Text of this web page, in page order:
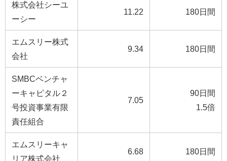
株式会社シーユ
ーシー
11.22 180日間
エムスリー株式
会社
9.34 180日間
SMBCベンチャ
ーキャピタル２
号投資事業有限
責任組合
7.05
90日間
1.5倍
エムスリーキャ
リア株式会社
6.68 180日間